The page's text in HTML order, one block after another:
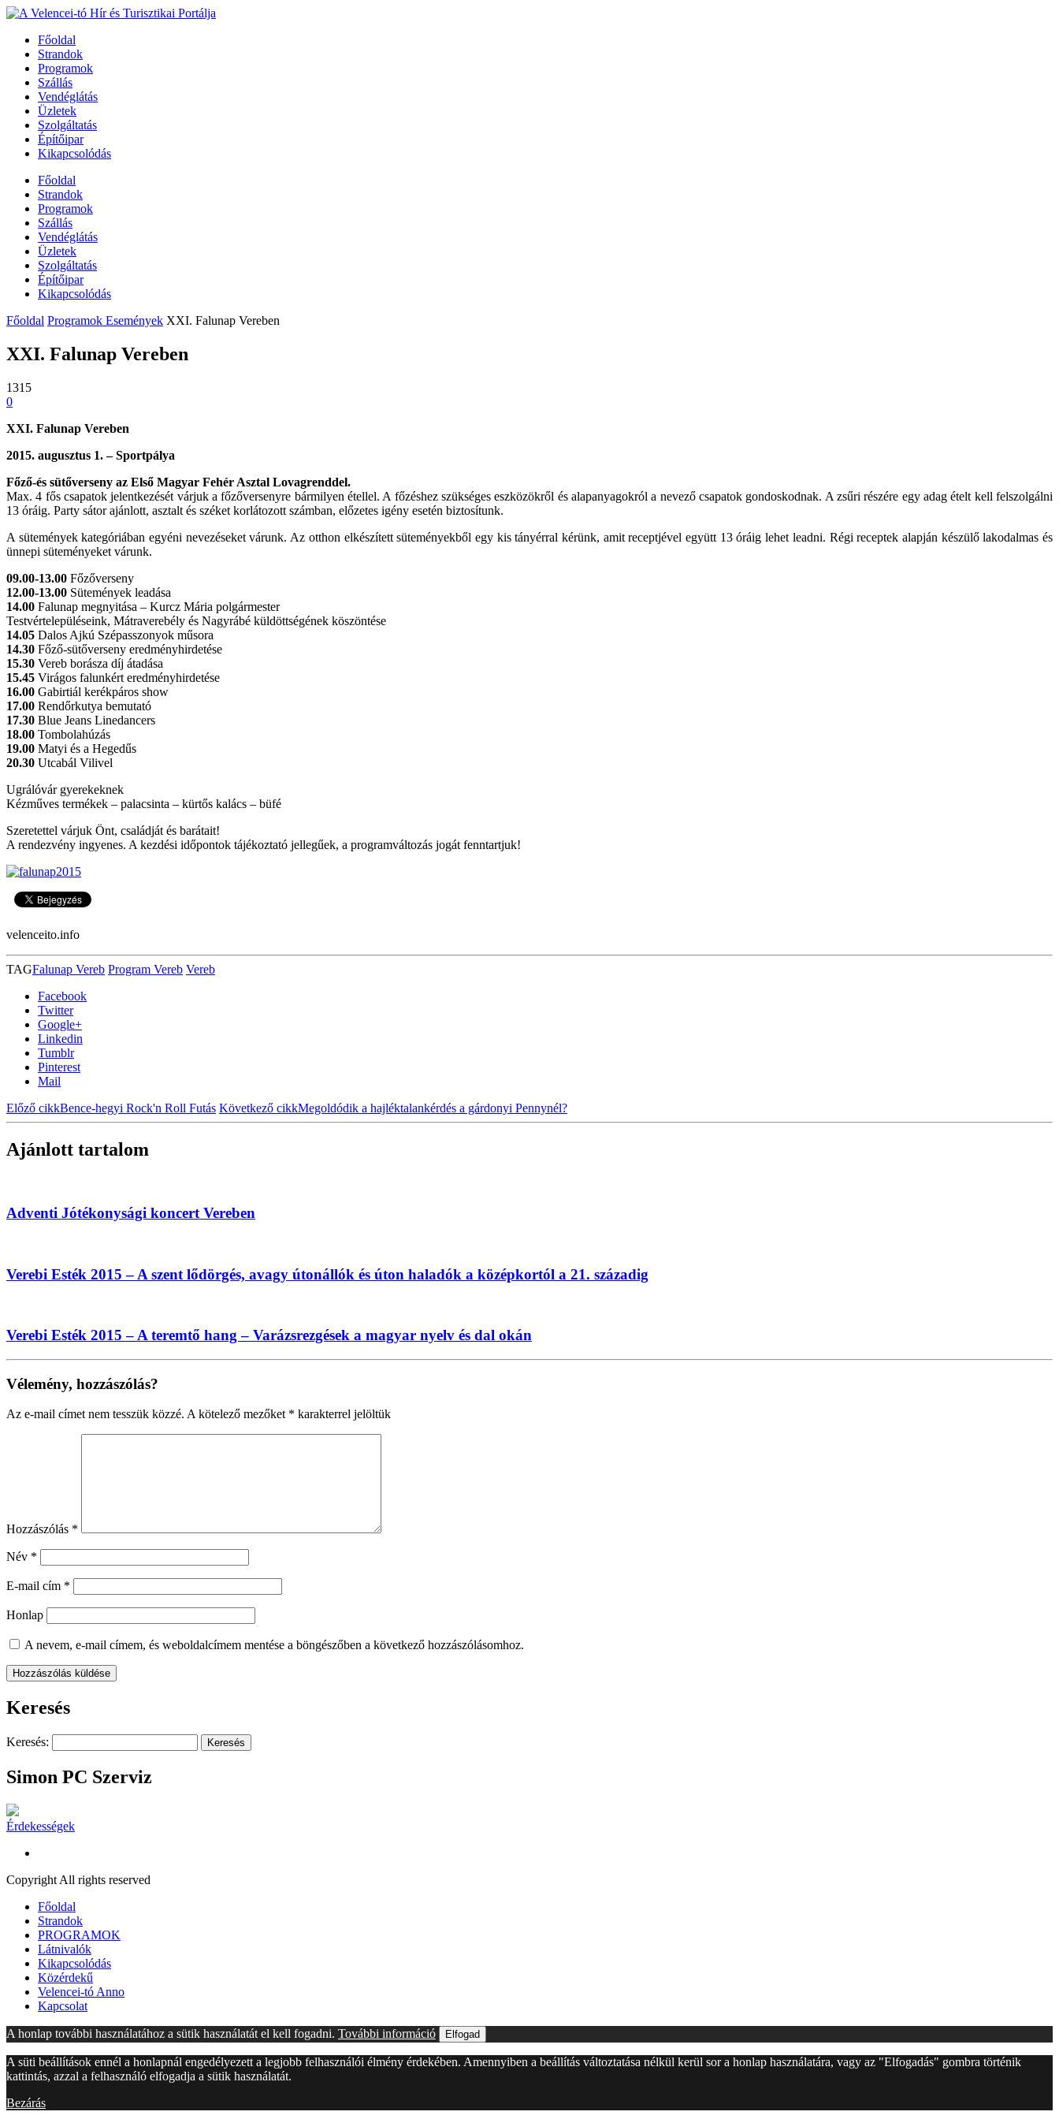
Főoldal
Strandok
Programok
Szállás
Vendéglátás
Üzletek
Szolgáltatás
Építőipar
Kikapcsolódás
Főoldal
Strandok
Programok
Szállás
Vendéglátás
Üzletek
Szolgáltatás
Építőipar
Kikapcsolódás
Főoldal Programok Események XXI. Falunap Vereben
XXI. Falunap Vereben
1315
0
XXI. Falunap Vereben
2015. augusztus 1. – Sportpálya
Főző-és sütőverseny az Első Magyar Fehér Asztal Lovagrenddel.
Max. 4 fős csapatok jelentkezését várjuk a főzőversenyre bármilyen étellel. A főzéshez szükséges eszközökről és alapanyagokról a nevező csapatok gondoskodnak. A zsűri részére egy adag ételt kell felszolgálni
13 óráig. Party sátor ajánlott, asztalt és széket korlátozott számban, előzetes igény esetén biztosítunk.
A sütemények kategóriában egyéni nevezéseket várunk. Az otthon elkészített süteményekből egy kis tányérral kérünk, amit receptjével együtt 13 óráig lehet leadni. Régi receptek alapján készülő lakodalmas és
ünnepi süteményeket várunk.
09.00-13.00 Főzőverseny
12.00-13.00 Sütemények leadása
14.00 Falunap megnyitása – Kurcz Mária polgármester
Testvértelepüléseink, Mátraverebély és Nagyrábé küldöttségének köszöntése
14.05 Dalos Ajkú Szépasszonyok műsora
14.30 Főző-sütőverseny eredményhirdetése
15.30 Vereb borásza díj átadása
15.45 Virágos falunkért eredményhirdetése
16.00 Gabirtiál kerékpáros show
17.00 Rendőrkutya bemutató
17.30 Blue Jeans Linedancers
18.00 Tombolahúzás
19.00 Matyi és a Hegedűs
20.30 Utcabál Vilivel
Ugrálóvár gyerekeknek
Kézműves termékek – palacsinta – kürtős kalács – büfé
Szeretettel várjuk Önt, családját és barátait!
A rendezvény ingyenes. A kezdési időpontok tájékoztató jellegűek, a programváltozás jogát fenntartjuk!
velenceito.info
TAGFalunap Vereb Program Vereb Vereb
Facebook
Twitter
Google+
Linkedin
Tumblr
Pinterest
Mail
Előző cikkBence-hegyi Rock'n Roll Futás Következő cikkMegoldódik a hajléktalankérdés a gárdonyi Pennynél?
Ajánlott tartalom
Adventi Jótékonysági koncert Vereben
Verebi Esték 2015 – A szent lődörgés, avagy útonállók és úton haladók a középkortól a 21. századig
Verebi Esték 2015 – A teremtő hang – Varázsrezgések a magyar nyelv és dal okán
Vélemény, hozzászólás?
Az e-mail címet nem tesszük közzé. A kötelező mezőket * karakterrel jelöltük
Hozzászólás *
Név *
E-mail cím *
Honlap
A nevem, e-mail címem, és weboldalcímem mentése a böngészőben a következő hozzászólásomhoz.
Keresés
Keresés:
Simon PC Szerviz
Érdekességek
Copyright All rights reserved
Főoldal
Strandok
PROGRAMOK
Látnivalók
Kikapcsolódás
Közérdekű
Velencei-tó Anno
Kapcsolat
A honlap további használatához a sütik használatát el kell fogadni. További információ Elfogad
A süti beállítások ennél a honlapnál engedélyezett a legjobb felhasználói élmény érdekében. Amennyiben a beállítás változtatása nélkül kerül sor a honlap használatára, vagy az "Elfogadás" gombra történik
kattintás, azzal a felhasználó elfogadja a sütik használatát.
Bezárás